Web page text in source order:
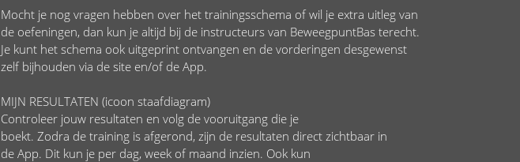
Mocht je nog vragen hebben over het trainingsschema of wil je extra uitleg van
de oefeningen, dan kun je altijd bij de instructeurs van BeweegpuntBas terecht.
Je kunt het schema ook uitgeprint ontvangen en de vorderingen desgewenst
zelf bijhouden via de site en/of de App.
MIJN RESULTATEN (icoon staafdiagram)
Controleer jouw resultaten en volg de vooruitgang die je
boekt. Zodra de training is afgerond, zijn de resultaten direct zichtbaar in
de App. Dit kun je per dag, week of maand inzien. Ook kun